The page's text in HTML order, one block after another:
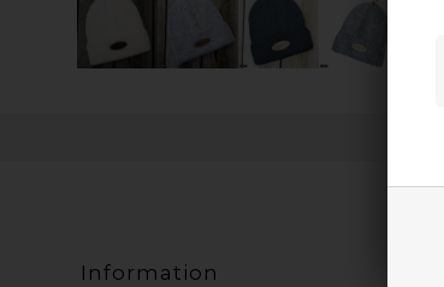
Information